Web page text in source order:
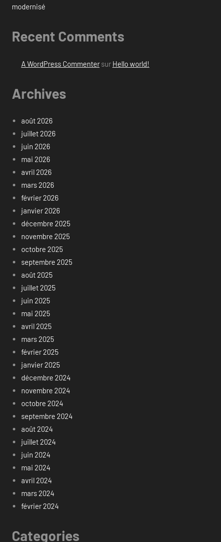
modernisé
Recent Comments
A WordPress Commentersur Hello world!
Archives
août 2026
juillet 2026
juin 2026
mai 2026
avril 2026
mars 2026
février 2026
janvier 2026
décembre 2025
novembre 2025
octobre 2025
septembre 2025
août 2025
juillet 2025
juin 2025
mai 2025
avril 2025
mars 2025
février 2025
janvier 2025
décembre 2024
novembre 2024
octobre 2024
septembre 2024
août 2024
juillet 2024
juin 2024
mai 2024
avril 2024
mars 2024
février 2024
Categories